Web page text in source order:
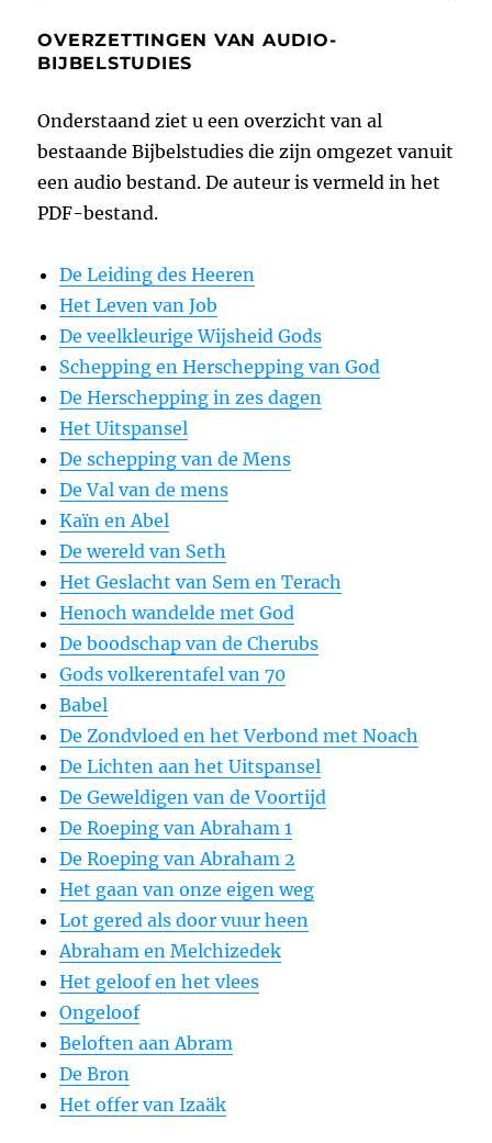
OVERZETTINGEN VAN AUDIO-
BIJBELSTUDIES
Onderstaand ziet u een overzicht van al
bestaande Bijbelstudies die zijn omgezet vanuit
een audio bestand. De auteur is vermeld in het
PDF-bestand.
De Leiding des Heeren
Het Leven van Job
De veelkleurige Wijsheid Gods
Schepping en Herschepping van God
De Herschepping in zes dagen
Het Uitspansel
De schepping van de Mens
De Val van de mens
Kaïn en Abel
De wereld van Seth
Het Geslacht van Sem en Terach
Henoch wandelde met God
De boodschap van de Cherubs
Gods volkerentafel van 70
Babel
De Zondvloed en het Verbond met Noach
De Lichten aan het Uitspansel
De Geweldigen van de Voortijd
De Roeping van Abraham 1
De Roeping van Abraham 2
Het gaan van onze eigen weg
Lot gered als door vuur heen
Abraham en Melchizedek
Het geloof en het vlees
Ongeloof
Beloften aan Abram
De Bron
Het offer van Izaäk